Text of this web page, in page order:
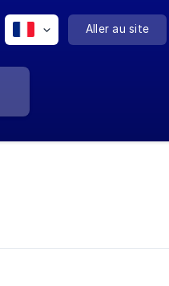
Aller au site